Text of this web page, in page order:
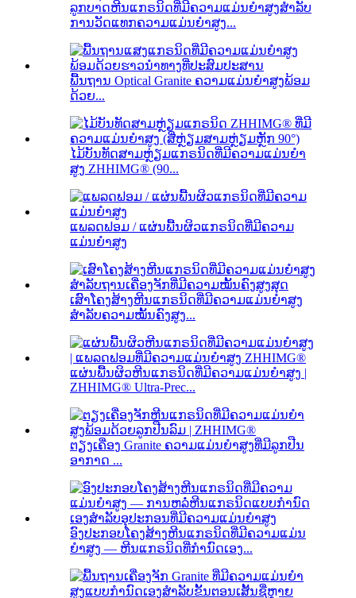
ລູກບາດຫີນແກຣນິດທີ່ມີຄວາມແມ່ນຍໍາສູງສໍາລັບ
ການວັດແທກຄວາມແມ່ນຍໍາສູງ...
ພື້ນຖານ Optical Granite ຄວາມແມ່ນຍໍາສູງພ້ອມ
ດ້ວຍ...
ໄມ້ບັນທັດສາມຫຼ່ຽມແກຣນິດທີ່ມີຄວາມແມ່ນຍຳ
ສູງ ZHHIMG® (90...
ແພລດຟອມ / ແຜ່ນພື້ນຜິວແກຣນິດທີ່ມີຄວາມ
ແມ່ນຍໍາສູງ
ເສົາໂຄງສ້າງຫີນແກຣນິດທີ່ມີຄວາມແມ່ນຍໍາສູງ
ສໍາລັບຄວາມໝັ້ນຄົງສູງ...
ແຜ່ນພື້ນຜິວຫີນແກຣນິດທີ່ມີຄວາມແມ່ນຍໍາສູງ |
ZHHIMG® Ultra-Prec...
ຕຽງເຄື່ອງ Granite ຄວາມແມ່ນຍໍາສູງທີ່ມີລູກປືນ
ອາກາດ ...
ອົງປະກອບໂຄງສ້າງຫີນແກຣນິດທີ່ມີຄວາມແມ່ນ
ຍໍາສູງ — ຫີນແກຣນິດທີ່ກຳນົດເອງ...